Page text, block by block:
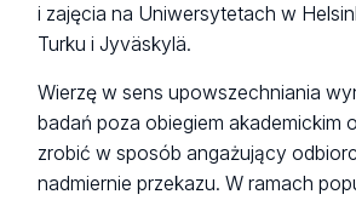
i zajęcia na Uniwersytetach w
Turku i Jyväskylä.
Wierzę w sens upowszechniania
badań poza obiegiem akademickim
zrobić w sposób angażujący
nadmiernie przekazu. W ramach